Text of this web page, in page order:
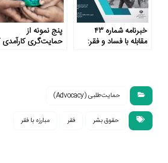
خبرنامه شماره ۴۳
مقابله با فساد و فقر:
پنج نمونه از
حمایت‌گری کارآمدی
حمایت‌طلبی (Advocacy)
حقوق بشر فقر مبارزه با فقر